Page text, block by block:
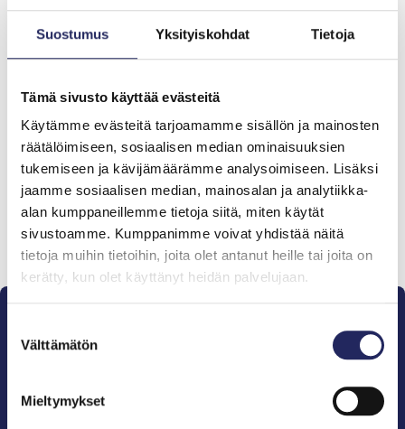
Suostumus Yksityiskohdat Tietoja
Tämä sivusto käyttää evästeitä
Käytämme evästeitä tarjoamamme sisällön ja mainosten
räätälöimiseen, sosiaalisen median ominaisuuksien
tukemiseen ja kävijämäärämme analysoimiseen. Lisäksi
jaamme sosiaalisen median, mainosalan ja analytiikka-
alan kumppaneillemme tietoja siitä, miten käytät
sivustoamme. Kumppanimme voivat yhdistää näitä
tietoja muihin tietoihin, joita olet antanut heille tai joita on
kerätty, kun olet käyttänyt heidän palvelujaan.
valinta
Välttämätön
Mieltymykset
Tiimin lahjoitukset yhteensä:
Tiimille tehdyt
lahjoitukset
Lahjoita ja liity tähän tiimiin
Pelastamme Itämeren ja sen perinnön tuleville